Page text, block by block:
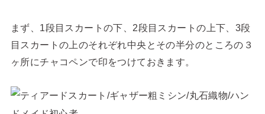
まず、1段目スカートの下、2段目スカートの上下、3段
目スカートの上のそれぞれ中央とその半分のところの３
ヶ所にチャコペンで印をつけておきます。